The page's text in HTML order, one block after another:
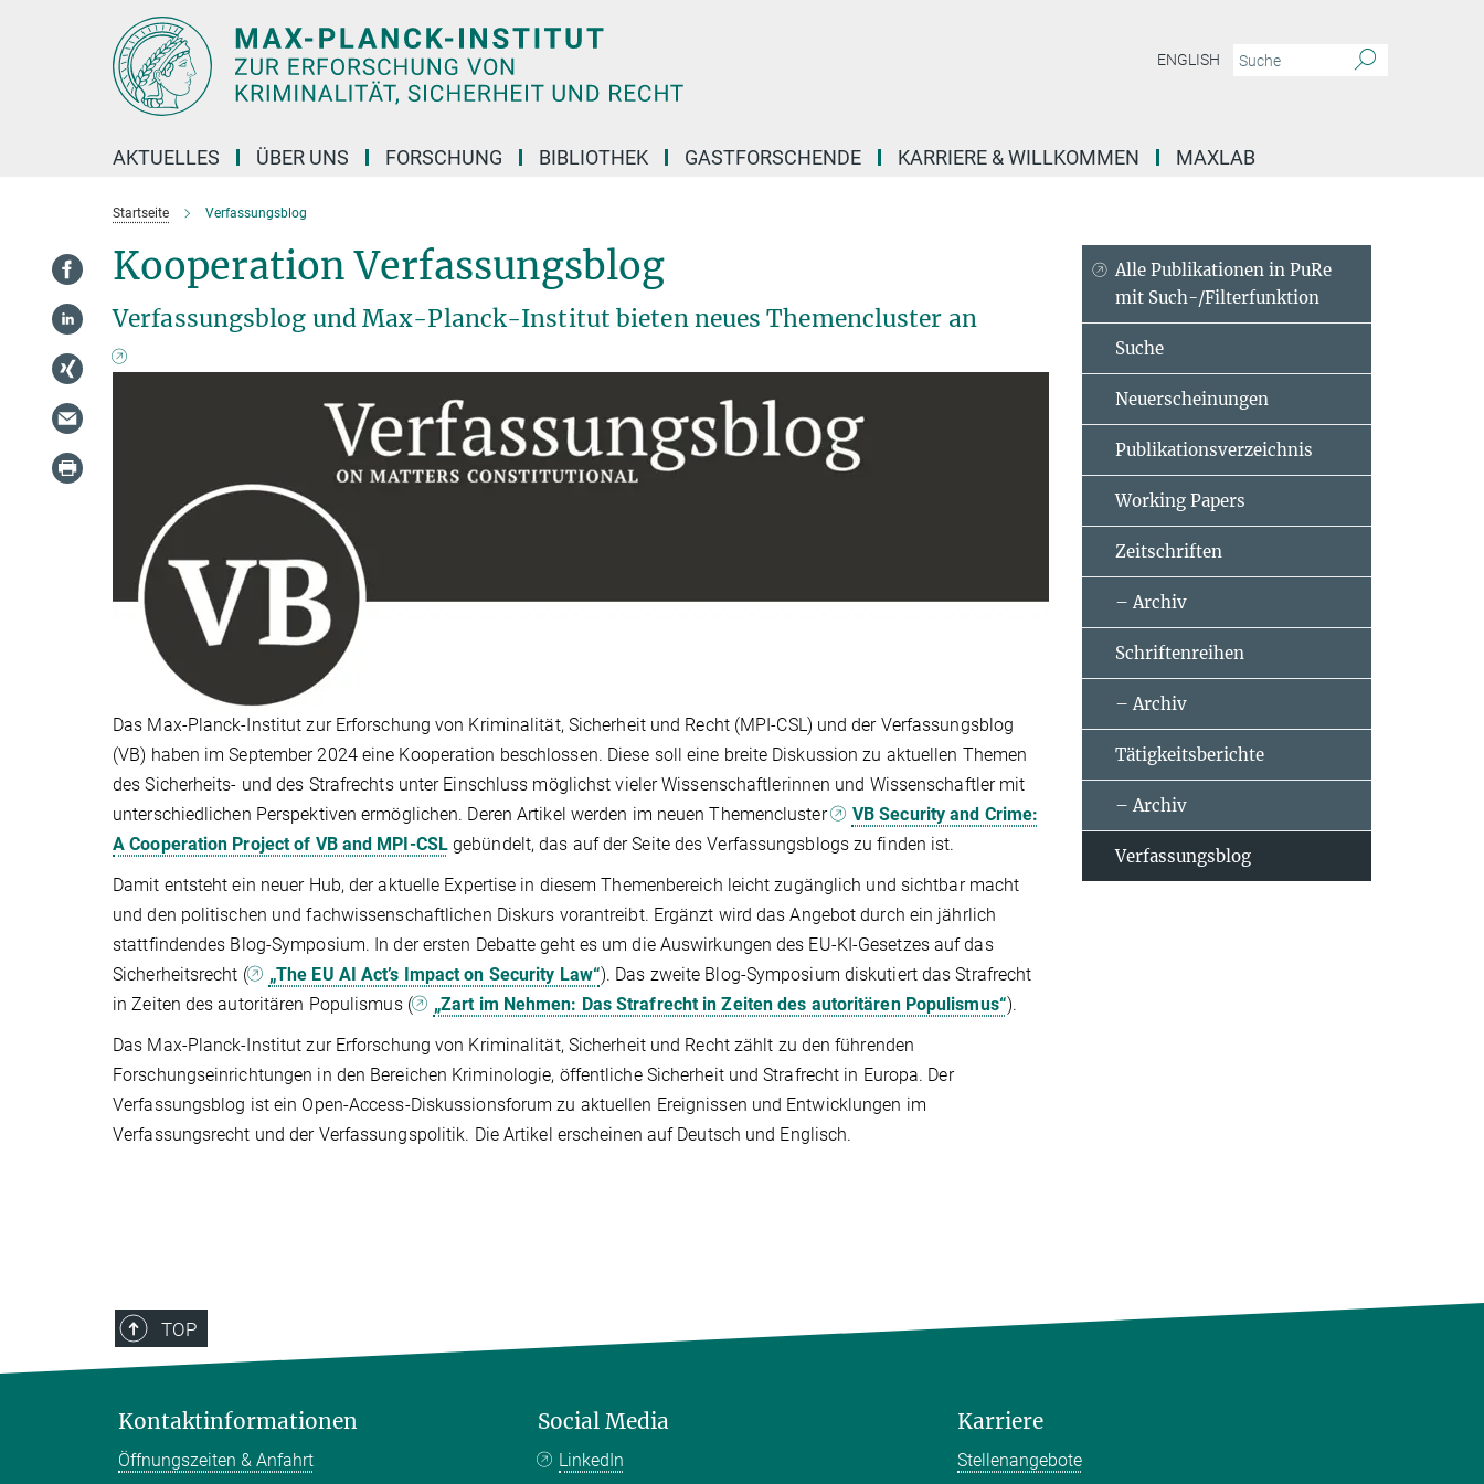
ENGLISH
AKTUELLES ÜBER UNS FORSCHUNG BIBLIOTHEK GASTFORSCHENDE KARRIERE & WILLKOMMEN MAXLAB
Startseite Verfassungsblog
Kooperation Verfassungsblog
Verfassungsblog und Max-Planck-Institut bieten neues Themencluster an
Das Max-Planck-Institut zur Erforschung von Kriminalität, Sicherheit und Recht (MPI-CSL) und der Verfassungsblog
(VB) haben im September 2024 eine Kooperation beschlossen. Diese soll eine breite Diskussion zu aktuellen Themen
des Sicherheits- und des Strafrechts unter Einschluss möglichst vieler Wissenschaftlerinnen und Wissenschaftler mit
unterschiedlichen Perspektiven ermöglichen. Deren Artikel werden im neuen Themencluster
VB Security and Crime:
A Cooperation Project of VB and MPI-CSL gebündelt, das auf der Seite des Verfassungsblogs zu finden ist.
Damit entsteht ein neuer Hub, der aktuelle Expertise in diesem Themenbereich leicht zugänglich und sichtbar macht
und den politischen und fachwissenschaftlichen Diskurs vorantreibt. Ergänzt wird das Angebot durch ein jährlich
stattfindendes Blog-Symposium. In der ersten Debatte geht es um die Auswirkungen des EU-KI-Gesetzes auf das
Sicherheitsrecht (
„The EU AI Act’s Impact on Security Law“). Das zweite Blog-Symposium diskutiert das Strafrecht
in Zeiten des autoritären Populismus (
„Zart im Nehmen: Das Strafrecht in Zeiten des autoritären Populismus“).
Das Max-Planck-Institut zur Erforschung von Kriminalität, Sicherheit und Recht zählt zu den führenden
Forschungseinrichtungen in den Bereichen Kriminologie, öffentliche Sicherheit und Strafrecht in Europa. Der
Verfassungsblog ist ein Open-Access-Diskussionsforum zu aktuellen Ereignissen und Entwicklungen im
Verfassungsrecht und der Verfassungspolitik. Die Artikel erscheinen auf Deutsch und Englisch.
Alle Publikationen in PuRe
mit Such-/Filterfunktion
Suche
Neuerscheinungen
Publikationsverzeichnis
Working Papers
Zeitschriften
– Archiv
Schriftenreihen
– Archiv
Tätigkeitsberichte
– Archiv
Verfassungsblog
TOP
Kontaktinformationen
Öffnungszeiten & Anfahrt
Social Media
LinkedIn
Karriere
Stellenangebote